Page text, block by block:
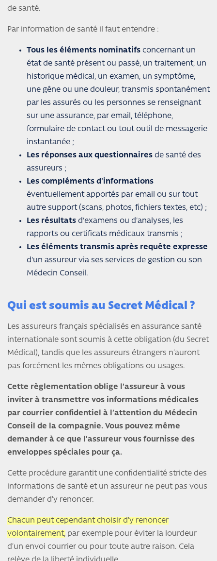
de santé.
Par information de santé il faut entendre :
Tous les éléments nominatifs concernant un
état de santé présent ou passé, un traitement, un
historique médical, un examen, un symptôme,
une gêne ou une douleur, transmis spontanément
par les assurés ou les personnes se renseignant
sur une assurance, par email, téléphone,
formulaire de contact ou tout outil de messagerie
instantanée ;
Les réponses aux questionnaires de santé des
assureurs ;
Les compléments d'informations
éventuellement apportés par email ou sur tout
autre support (scans, photos, fichiers textes, etc) ;
Les résultats d'examens ou d'analyses, les
rapports ou certificats médicaux transmis ;
Les éléments transmis après requête expresse
d'un assureur via ses services de gestion ou son
Médecin Conseil.
Qui est soumis au Secret Médical ?
Les assureurs français spécialisés en assurance santé
internationale sont soumis à cette obligation (du Secret
Médical), tandis que les assureurs étrangers n’auront
pas forcément les mêmes obligations ou usages.
Cette règlementation oblige l’assureur à vous
inviter à transmettre vos informations médicales
par courrier confidentiel à l’attention du Médecin
Conseil de la compagnie. Vous pouvez même
demander à ce que l’assureur vous fournisse des
enveloppes spéciales pour ça.
Cette procédure garantit une confidentialité stricte des
informations de santé et un assureur ne peut pas vous
demander d’y renoncer.
Chacun peut cependant choisir d’y renoncer
volontairement, par exemple pour éviter la lourdeur
d’un envoi courrier ou pour toute autre raison. Cela